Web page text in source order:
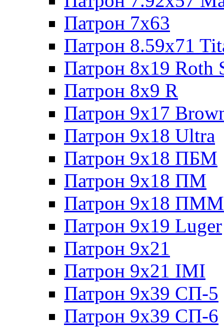
Патрон 7x63
Патрон 8.59x71
Патрон 8x19 Roth
Патрон 8x9 R
Патрон 9x17
Патрон 9x18 Ultra
Патрон 9x18 ПБМ
Патрон 9x18 ПМ
Патрон 9x18 ПММ
Патрон 9x19 Luger
Патрон 9x21
Патрон 9x21 IMI
Патрон 9x39 СП-5
Патрон 9x39 СП-6